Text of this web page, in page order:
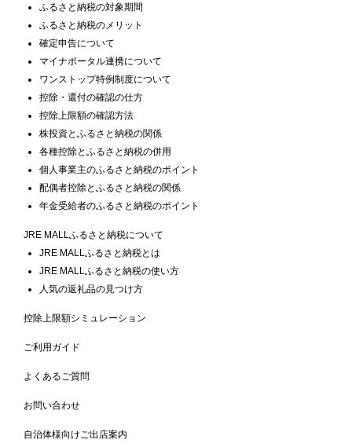
ふるさと納税の対象期間
ふるさと納税のメリット
確定申告について
マイナポータル連携について
ワンストップ特例制度について
控除・還付の確認の仕方
控除上限額の確認方法
株投資とふるさと納税の関係
各種控除とふるさと納税の併用
個人事業主のふるさと納税のポイント
配偶者控除とふるさと納税の関係
年金受給者のふるさと納税のポイント
JRE MALLふるさと納税について
JRE MALLふるさと納税とは
JRE MALLふるさと納税の使い方
人気の返礼品の見つけ方
控除上限額シミュレーション
ご利用ガイド
よくあるご質問
お問い合わせ
自治体様向けご出店案内